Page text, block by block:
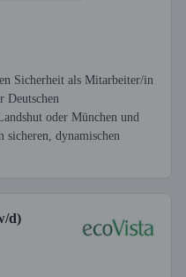
Sicherheit als Mitarbeiter/in
Deutschen
oder München und
sicheren, dynamischen
d)